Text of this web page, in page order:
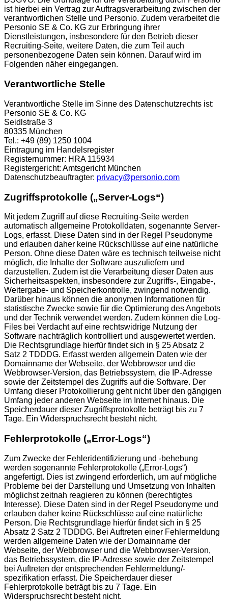
ist hierbei ein Vertrag zur Auftragsverarbeitung zwischen der
verantwortlichen Stelle und Personio. Zudem verarbeitet die
Personio SE & Co. KG zur Erbringung ihrer
Dienstleistungen, insbesondere für den Betrieb dieser
Recruiting-Seite, weitere Daten, die zum Teil auch
personenbezogene Daten sein können. Darauf wird im
Folgenden näher eingegangen.
Verantwortliche Stelle
Verantwortliche Stelle im Sinne des Datenschutzrechts ist:
Personio SE & Co. KG
Seidlstraße 3
80335 München
Tel.: +49 (89) 1250 1004
Eintragung im Handelsregister
Registernummer: HRA 115934
Registergericht: Amtsgericht München
Datenschutzbeauftragter: privacy@personio.com
Zugriffsprotokolle („Server-Logs“)
Mit jedem Zugriff auf diese Recruiting-Seite werden
automatisch allgemeine Protokolldaten, sogenannte Server-
Logs, erfasst. Diese Daten sind in der Regel Pseudonyme
und erlauben daher keine Rückschlüsse auf eine natürliche
Person. Ohne diese Daten wäre es technisch teilweise nicht
möglich, die Inhalte der Software auszuliefern und
darzustellen. Zudem ist die Verarbeitung dieser Daten aus
Sicherheitsaspekten, insbesondere zur Zugriffs-, Eingabe-,
Weitergabe- und Speicherkontrolle, zwingend notwendig.
Darüber hinaus können die anonymen Informationen für
statistische Zwecke sowie für die Optimierung des Angebots
und der Technik verwendet werden. Zudem können die Log-
Files bei Verdacht auf eine rechtswidrige Nutzung der
Software nachträglich kontrolliert und ausgewertet werden.
Die Rechtsgrundlage hierfür findet sich in § 25 Absatz 2
Satz 2 TDDDG. Erfasst werden allgemein Daten wie der
Domainname der Webseite, der Webbrowser und die
Webbrowser-Version, das Betriebssystem, die IP-Adresse
sowie der Zeitstempel des Zugriffs auf die Software. Der
Umfang dieser Protokollierung geht nicht über den gängigen
Umfang jeder anderen Webseite im Internet hinaus. Die
Speicherdauer dieser Zugriffsprotokolle beträgt bis zu 7
Tage. Ein Widerspruchsrecht besteht nicht.
Fehlerprotokolle („Error-Logs“)
Zum Zwecke der Fehleridentifizierung und -behebung
werden sogenannte Fehlerprotokolle („Error-Logs“)
angefertigt. Dies ist zwingend erforderlich, um auf mögliche
Probleme bei der Darstellung und Umsetzung von Inhalten
möglichst zeitnah reagieren zu können (berechtigtes
Interesse). Diese Daten sind in der Regel Pseudonyme und
erlauben daher keine Rückschlüsse auf eine natürliche
Person. Die Rechtsgrundlage hierfür findet sich in § 25
Absatz 2 Satz 2 TDDDG. Bei Auftreten einer Fehlermeldung
werden allgemeine Daten wie der Domainname der
Webseite, der Webbrowser und die Webbrowser-Version,
das Betriebssystem, die IP-Adresse sowie der Zeitstempel
bei Auftreten der entsprechenden Fehlermeldung/-
spezifikation erfasst. Die Speicherdauer dieser
Fehlerprotokolle beträgt bis zu 7 Tage. Ein
Widerspruchsrecht besteht nicht.